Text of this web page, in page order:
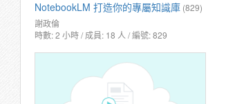
NotebookLM 打造你的專屬知識庫(829)
謝政倫
時數: 2 小時 / 成員: 18 人 / 編號: 829